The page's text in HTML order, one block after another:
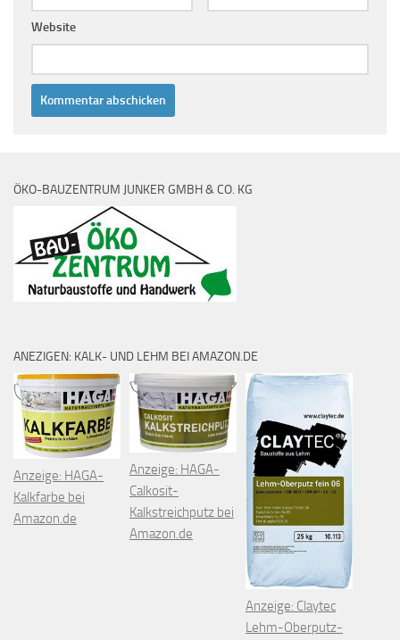
Website
ÖKO-BAUZENTRUM JUNKER GMBH & CO. KG
ANEZIGEN: KALK- UND LEHM BEI AMAZON.DE
Anzeige: HAGA-
Kalkfarbe bei
Amazon.de
Anzeige: HAGA-
Calkosit-
Kalkstreichputz bei
Amazon.de
Anzeige: Claytec
Lehm-Oberputz-